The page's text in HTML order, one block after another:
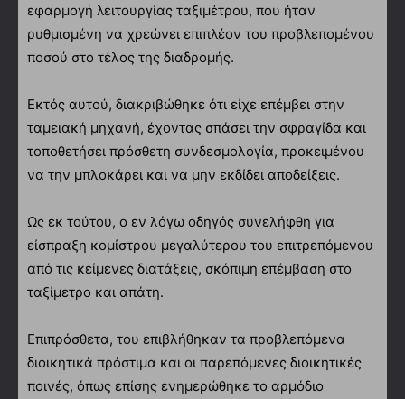
εφαρμογή λειτουργίας ταξιμέτρου, που ήταν
ρυθμισμένη να χρεώνει επιπλέον του προβλεπομένου
ποσού στο τέλος της διαδρομής.
Εκτός αυτού, διακριβώθηκε ότι είχε επέμβει στην
ταμειακή μηχανή, έχοντας σπάσει την σφραγίδα και
τοποθετήσει πρόσθετη συνδεσμολογία, προκειμένου
να την μπλοκάρει και να μην εκδίδει αποδείξεις.
Ως εκ τούτου, ο εν λόγω οδηγός συνελήφθη για
είσπραξη κομίστρου μεγαλύτερου του επιτρεπόμενου
από τις κείμενες διατάξεις, σκόπιμη επέμβαση στο
ταξίμετρο και απάτη.
Επιπρόσθετα, του επιβλήθηκαν τα προβλεπόμενα
διοικητικά πρόστιμα και οι παρεπόμενες διοικητικές
ποινές, όπως επίσης ενημερώθηκε το αρμόδιο